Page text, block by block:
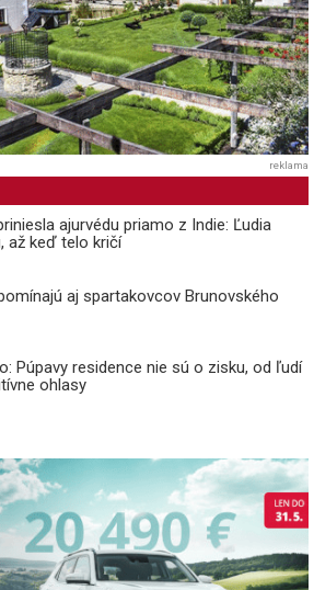
reklama
ajurvédu priamo z Indie: Ľudia
až keď telo kričí
aj spartakovcov Brunovského
Púpavy residence nie sú o zisku, od ľudí
ohlasy